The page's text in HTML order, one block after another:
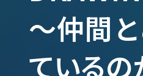
～仲間
ている